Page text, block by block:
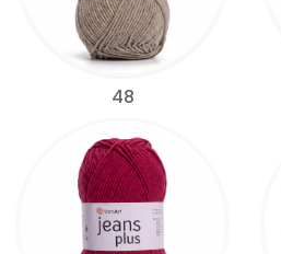
48